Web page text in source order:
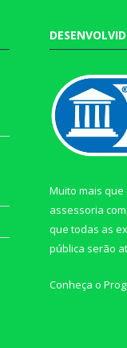
Muito mais que
assessoria
que todas as
pública serão
Conheça o